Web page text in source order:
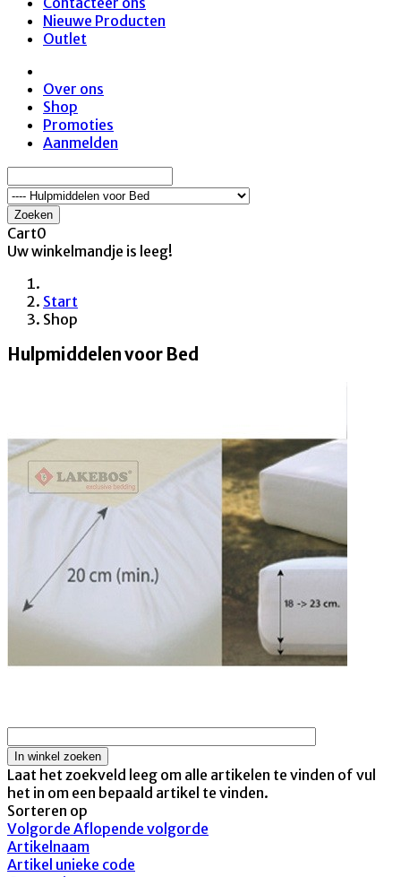
Nieuwe Producten
Outlet
Over ons
Shop
Promoties
Aanmelden
Zoeken
Cart0
Uw winkelmandje is leeg!
Start
Shop
Hulpmiddelen voor Bed
Laat het zoekveld leeg om alle artikelen te vinden of vul
het in om een bepaald artikel te vinden.
Sorteren op
Volgorde Aflopende volgorde
Artikelnaam
Artikel unieke code